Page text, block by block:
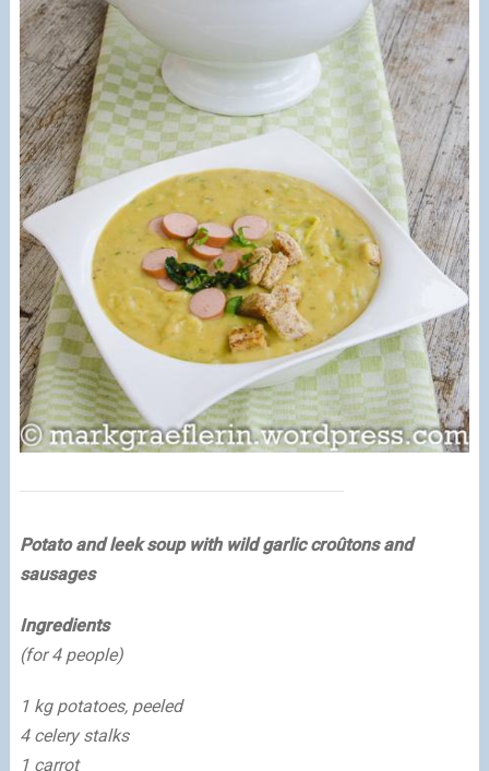
Potato and leek soup with wild garlic croûtons and
sausages
Ingredients
(for 4 people)
1 kg potatoes, peeled
4 celery stalks
1 carrot